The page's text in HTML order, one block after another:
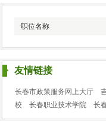
职位名称
友情链接
长春市政策服务网上大厅
校
长春职业技术学院 长